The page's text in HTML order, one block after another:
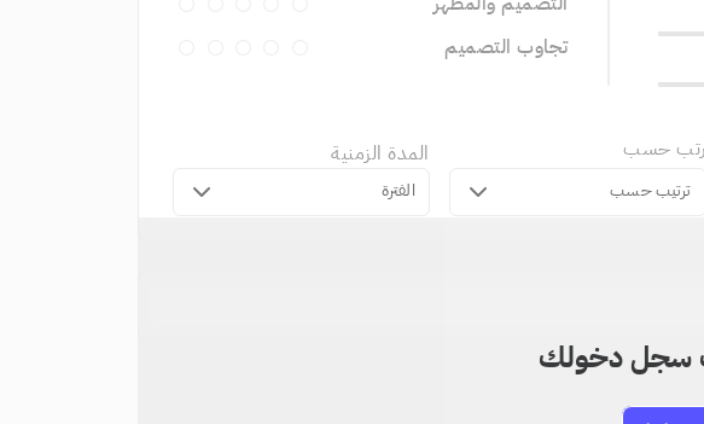
تجاوب التصميم
رتب حسب
ترتيب حسب
المدة الزمنية
الفترة
سجل دخولك